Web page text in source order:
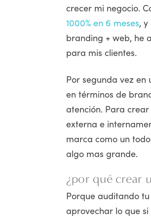
crecer mi negocio.
1000% en 6 meses,
branding + web, he
para mis clientes.
Por segunda vez
en términos de
atención. Para
externa e
marca como un
algo mas grande.
¿por qué crear
Porque auditando
aprovechar lo que